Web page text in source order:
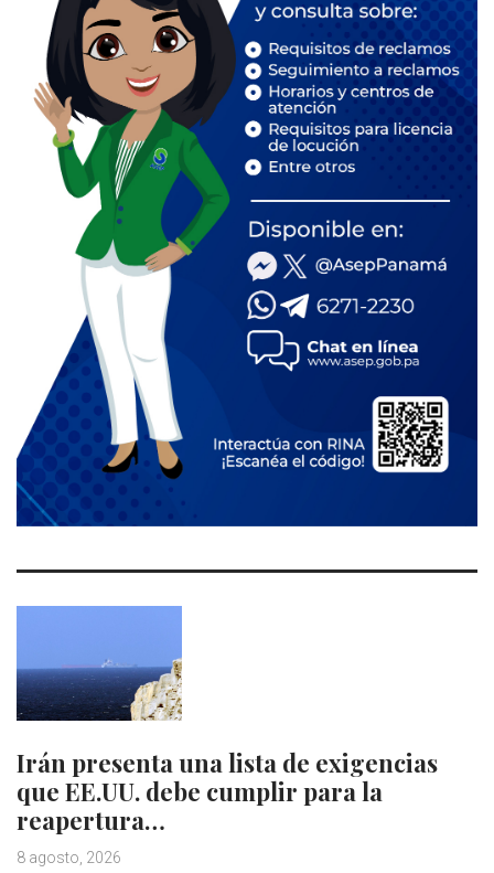
Irán presenta una lista de exigencias
que EE.UU. debe cumplir para la
reapertura…
8 agosto, 2026